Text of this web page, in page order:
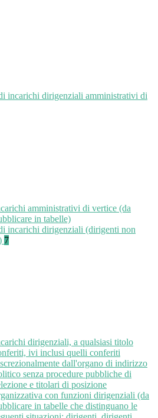
incarichi dirigenziali amministrativi di
amministrativi di vertice (da
in tabelle)
incarichi dirigenziali (dirigenti non
7
dirigenziali, a qualsiasi titolo
ivi inclusi quelli conferiti
dall'organo di indirizzo
senza procedure pubbliche di
e titolari di posizione
con funzioni dirigenziali (da
in tabelle che distinguano le